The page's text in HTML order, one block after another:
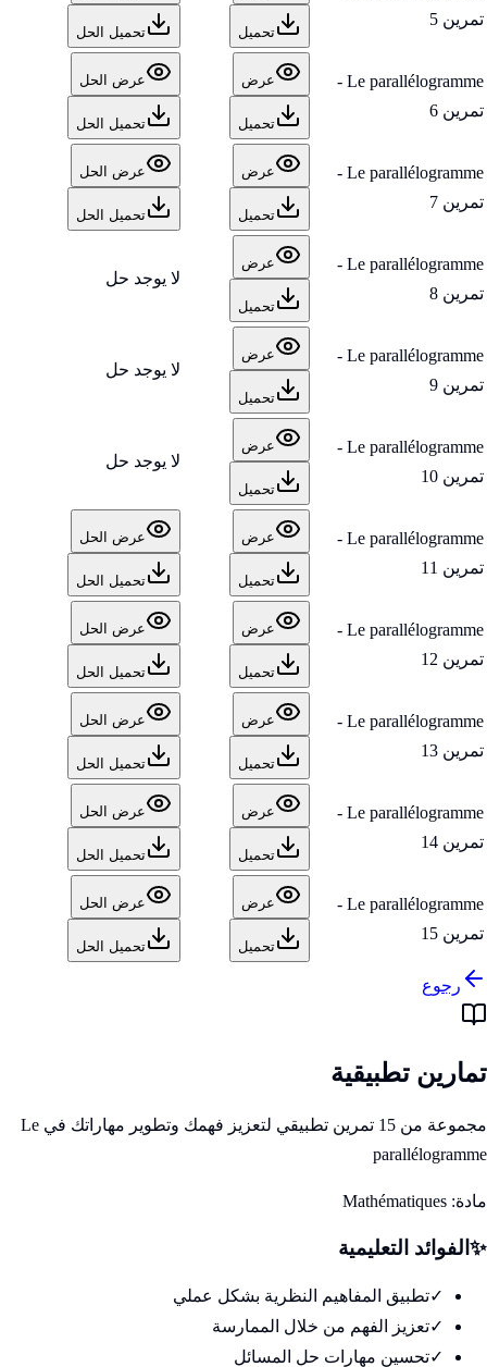
تمرين 5
تحميل تحميل الحل
Le parallélogramme -
تمرين 6
عرض
تحميل
عرض الحل
تحميل الحل
Le parallélogramme -
تمرين 7
عرض
تحميل
عرض الحل
تحميل الحل
Le parallélogramme -
تمرين 8
عرض
تحميل
لا يوجد حل
Le parallélogramme -
تمرين 9
عرض
تحميل
لا يوجد حل
Le parallélogramme -
تمرين 10
عرض
تحميل
لا يوجد حل
Le parallélogramme -
تمرين 11
عرض
تحميل
عرض الحل
تحميل الحل
Le parallélogramme -
تمرين 12
عرض
تحميل
عرض الحل
تحميل الحل
Le parallélogramme -
تمرين 13
عرض
تحميل
عرض الحل
تحميل الحل
Le parallélogramme -
تمرين 14
عرض
تحميل
عرض الحل
تحميل الحل
Le parallélogramme -
تمرين 15
عرض
تحميل
عرض الحل
تحميل الحل
رجوع
تمارين تطبيقية
مجموعة من 15 تمرين تطبيقي لتعزيز فهمك وتطوير مهاراتك في Le
parallélogramme
مادة: Mathématiques
✨ الفوائد التعليمية
✓تطبيق المفاهيم النظرية بشكل عملي
✓تعزيز الفهم من خلال الممارسة
✓تحسين مهارات حل المسائل